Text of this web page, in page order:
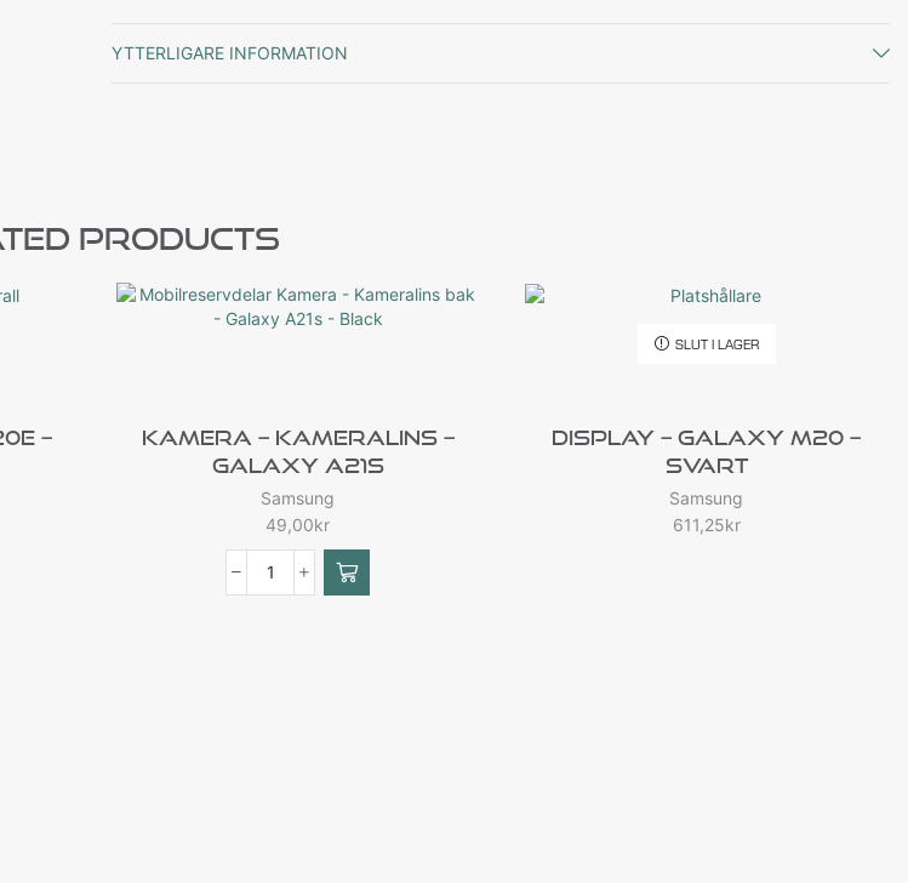
YTTERLIGARE INFORMATION
Products
–
Kamera – Kameralins –
Galaxy A21s
Samsung
49,00kr
SLUT I LAGER
Display – Galaxy M20 –
Svart
Samsung
611,25kr